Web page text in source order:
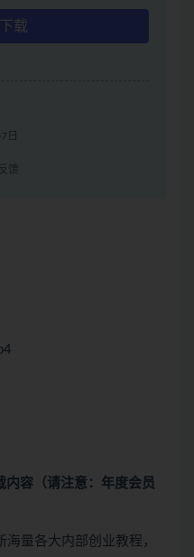
载
日
馈
内容 （请注意：年度会员
海量各大内部创业教程，